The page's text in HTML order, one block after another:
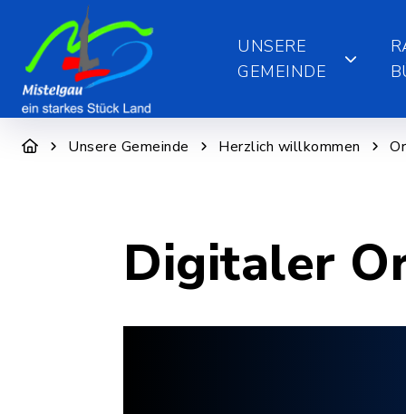
UNSERE
GEMEINDE
Unsere Gemeinde Herzlich willkommen
Digitaler